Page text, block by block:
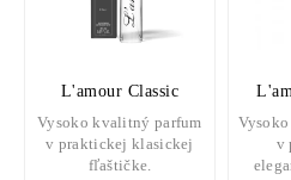
L'amour Classic
Vysoko kvalitný parfum
v praktickej klasickej
fľaštičke.
v